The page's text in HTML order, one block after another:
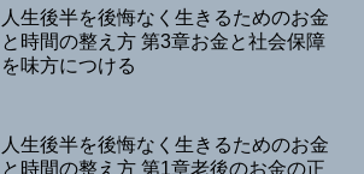
人生後半を後悔なく生きるためのお金
と時間の整え方 第3章お金と社会保障
を味方につける
人生後半を後悔なく生きるためのお金
と時間の整え方 第1章老後のお金の正